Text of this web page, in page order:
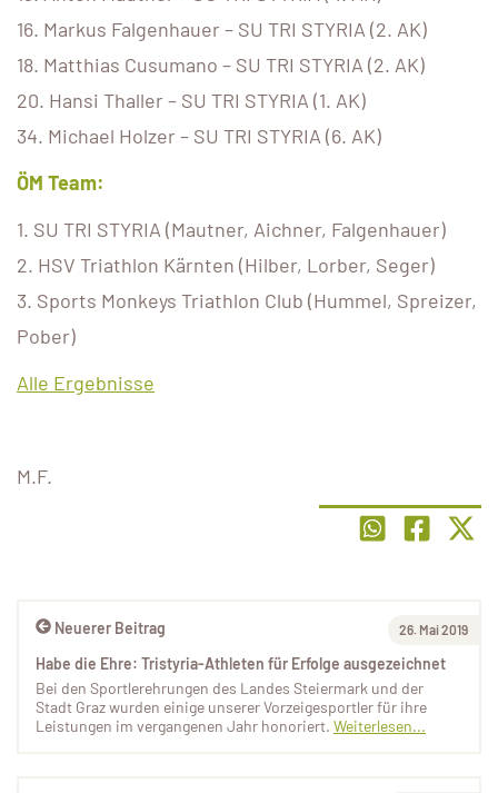
16. Markus Falgenhauer – SU TRI STYRIA (2. AK)
18. Matthias Cusumano – SU TRI STYRIA (2. AK)
20. Hansi Thaller – SU TRI STYRIA (1. AK)
34. Michael Holzer – SU TRI STYRIA (6. AK)
ÖM Team:
1. SU TRI STYRIA (Mautner, Aichner, Falgenhauer)
2. HSV Triathlon Kärnten (Hilber, Lorber, Seger)
3. Sports Monkeys Triathlon Club (Hummel, Spreizer,
Pober)
Alle Ergebnisse
M.F.
Neuerer Beitrag 26. Mai 2019
Habe die Ehre: Tristyria-Athleten für Erfolge ausgezeichnet
Bei den Sportlerehrungen des Landes Steiermark und der
Stadt Graz wurden einige unserer Vorzeigesportler für ihre
Leistungen im vergangenen Jahr honoriert. Weiterlesen...